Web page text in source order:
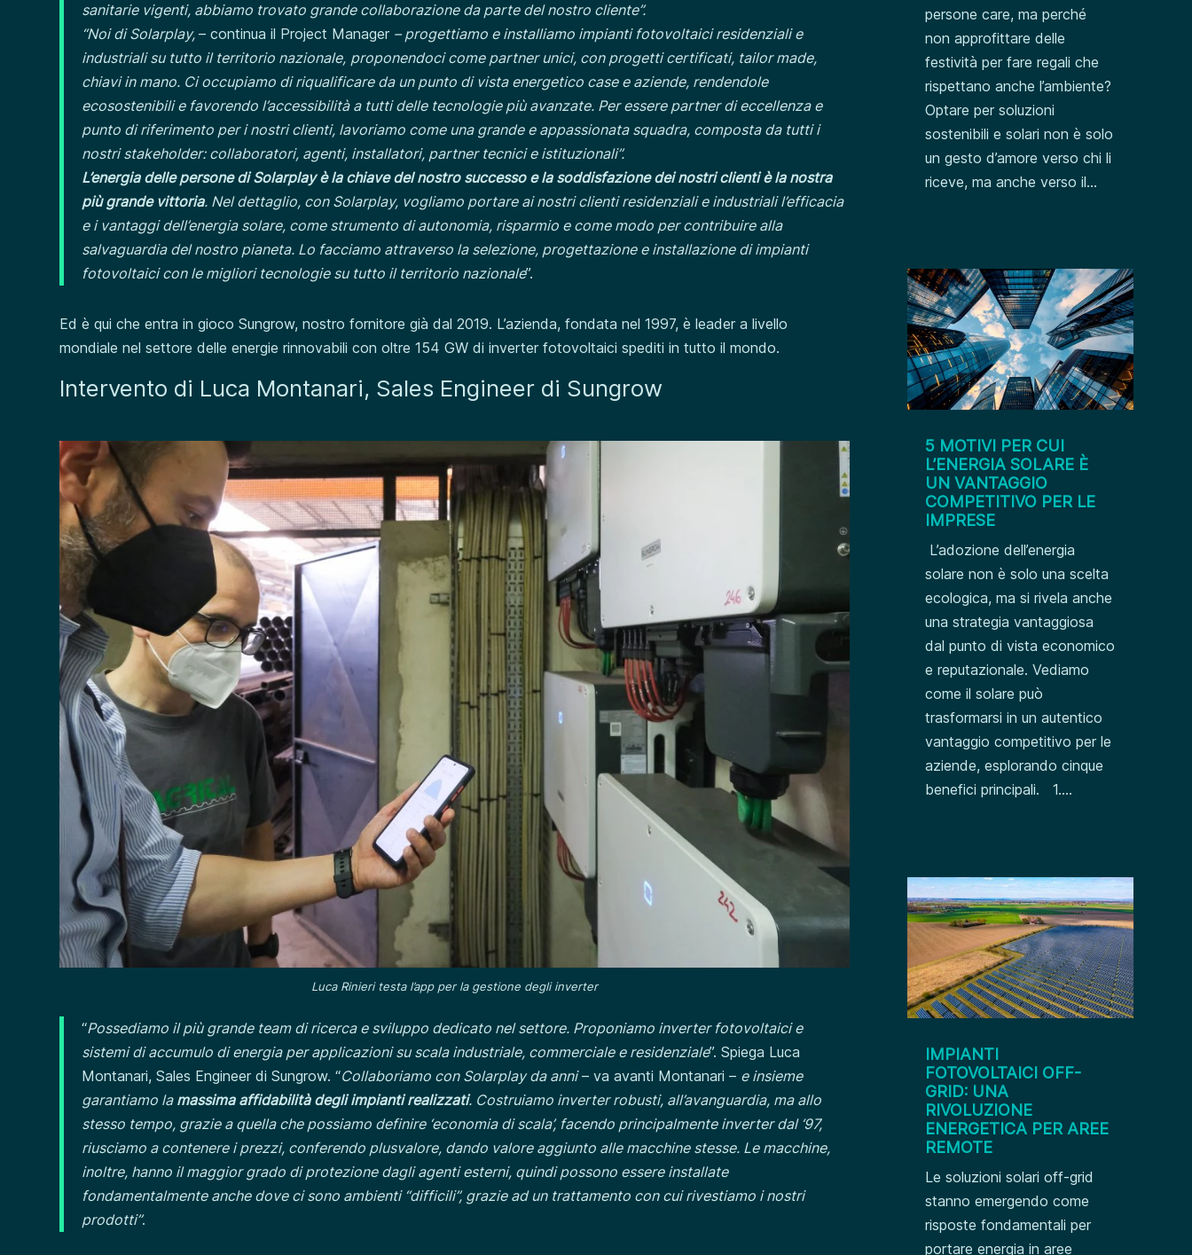
sanitarie vigenti, abbiamo trovato grande collaborazione da parte del nostro cliente”.
“Noi di Solarplay,– continua il Project Manager – progettiamo e installiamo impianti fotovoltaici residenziali e
industriali su tutto il territorio nazionale, proponendoci come partner unici, con progetti certificati, tailor made,
chiavi in mano. Ci occupiamo di riqualificare da un punto di vista energetico case e aziende, rendendole
ecosostenibili e favorendo l’accessibilità a tutti delle tecnologie più avanzate. Per essere partner di eccellenza e
punto di riferimento per i nostri clienti, lavoriamo come una grande e appassionata squadra, composta da tutti i
nostri stakeholder: collaboratori, agenti, installatori, partner tecnici e istituzionali”.
L’energia delle persone di Solarplay è la chiave del nostro successo e la soddisfazione dei nostri clienti è la nostra
più grande vittoria. Nel dettaglio, con Solarplay, vogliamo portare ai nostri clienti residenziali e industriali l’efficacia
e i vantaggi dell’energia solare, come strumento di autonomia, risparmio e come modo per contribuire alla
salvaguardia del nostro pianeta. Lo facciamo attraverso la selezione, progettazione e installazione di impianti
fotovoltaici con le migliori tecnologie su tutto il territorio nazionale”.
Ed è qui che entra in gioco Sungrow, nostro fornitore già dal 2019. L’azienda, fondata nel 1997, è leader a livello
mondiale nel settore delle energie rinnovabili con oltre 154 GW di inverter fotovoltaici spediti in tutto il mondo.
Intervento di Luca Montanari, Sales Engineer di Sungrow
Luca Rinieri testa l’app per la gestione degli inverter
“Possediamo il più grande team di ricerca e sviluppo dedicato nel settore. Proponiamo inverter fotovoltaici e
sistemi di accumulo di energia per applicazioni su scala industriale, commerciale e residenziale”. Spiega Luca
Montanari, Sales Engineer di Sungrow. “Collaboriamo con Solarplay da anni– va avanti Montanari – e insieme
garantiamo la massima affidabilità degli impianti realizzati. Costruiamo inverter robusti, all’avanguardia, ma allo
stesso tempo, grazie a quella che possiamo definire ‘economia di scala’, facendo principalmente inverter dal ‘97,
riusciamo a contenere i prezzi, conferendo plusvalore, dando valore aggiunto alle macchine stesse. Le macchine,
inoltre, hanno il maggior grado di protezione dagli agenti esterni, quindi possono essere installate
fondamentalmente anche dove ci sono ambienti “difficili”, grazie ad un trattamento con cui rivestiamo i nostri
prodotti”.
persone care, ma perché
non approfittare delle
festività per fare regali che
rispettano anche l’ambiente?
Optare per soluzioni
sostenibili e solari non è solo
un gesto d’amore verso chi li
riceve, ma anche verso il...
5 MOTIVI PER CUI
L’ENERGIA SOLARE È
UN VANTAGGIO
COMPETITIVO PER LE
IMPRESE
L’adozione dell’energia
solare non è solo una scelta
ecologica, ma si rivela anche
una strategia vantaggiosa
dal punto di vista economico
e reputazionale. Vediamo
come il solare può
trasformarsi in un autentico
vantaggio competitivo per le
aziende, esplorando cinque
benefici principali. 1....
IMPIANTI
FOTOVOLTAICI OFF-
GRID: UNA
RIVOLUZIONE
ENERGETICA PER AREE
REMOTE
Le soluzioni solari off-grid
stanno emergendo come
risposte fondamentali per
portare energia in aree